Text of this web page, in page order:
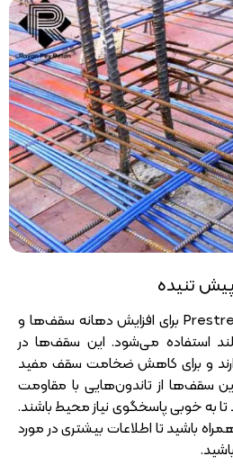
تنیده
یا Prestressed برای افزایش دهانه سقف‌ها و
استفاده می‌شود. این سقف‌ها در
و برای کاهش ضخامت سقف مفید
سقف‌ها از تاندون‌هایی با مقاومت
به خوبی پاسخگوی نیاز محیط باشند.
باشید تا اطلاعات بیشتری در مورد